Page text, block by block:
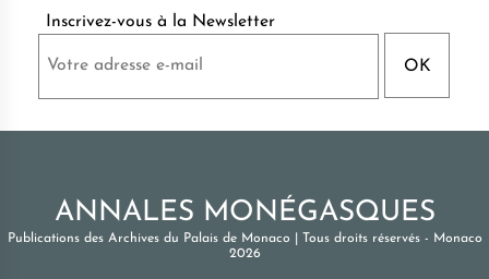
Inscrivez-vous à la Newsletter
ANNALES MONÉGASQUES
Publications des Archives du Palais de Monaco
Tous droits réservés - Monaco
2026